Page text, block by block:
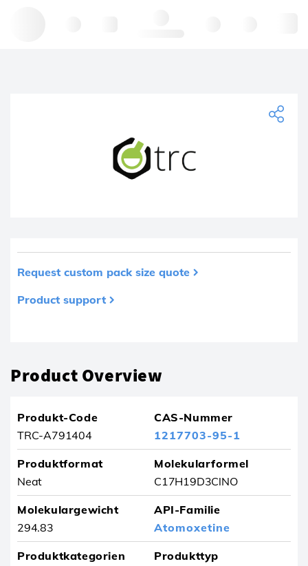
Request custom pack size quote
Product support
Product Overview
Produkt-Code
TRC-A791404
CAS-Nummer
1217703-95-1
Produktformat
Neat
Molekularformel
C17H19D3ClNO
Molekulargewicht
294.83
API-Familie
Atomoxetine
Produktkategorien
Produkttyp